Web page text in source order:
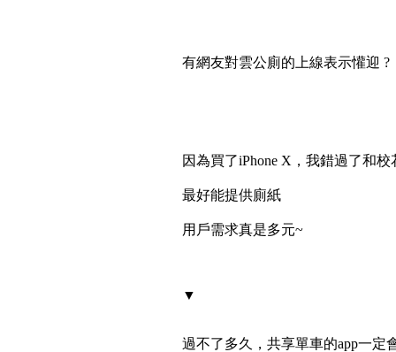
有網友對雲公廁的上線表示懽迎 ?
因為買了iPhone X，我錯過了和校
最好能提供廁紙
用戶需求真是多元~
▼
過不了多久，共享單車的app一定